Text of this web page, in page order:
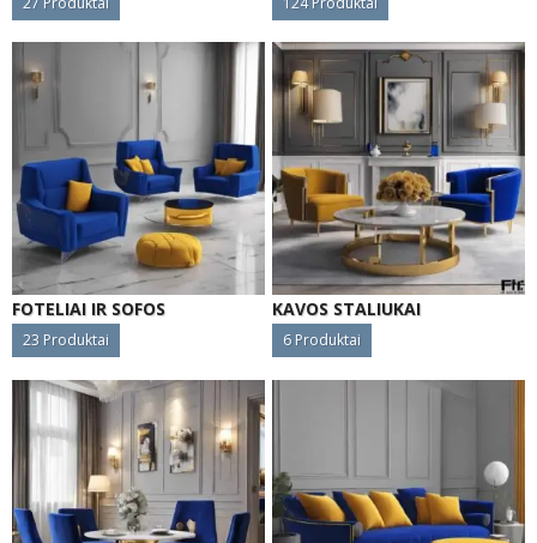
FOTELIAI IR SOFOS
23 Produktai
KAVOS STALIUKAI
6 Produktai